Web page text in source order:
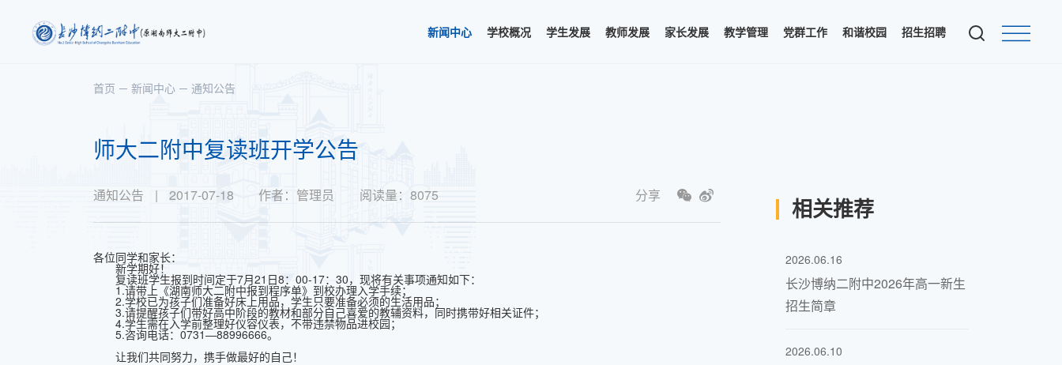
新闻中心 学校概况 学生发展 教师发展 家长发展 教学管理 党群工作 和谐校园 招生招聘
首页 新闻中心 通知公告
师大二附中复读班开学公告
通知公告 | 2017-07-18 作者： 管理员 阅读量： 8075 分享
各位同学和家长：
新学期好！
复读班学生报到时间定于7月21日8：00-17：30，现将有关事项通知如下：
1.请带上《湖南师大二附中报到程序单》到校办理入学手续；
2.学校已为孩子们准备好床上用品，学生只要准备必须的生活用品；
3.请提醒孩子们带好高中阶段的教材和部分自己喜爱的教辅资料，同时携带好相关证件；
4.学生需在入学前整理好仪容仪表，不带违禁物品进校园；
5.咨询电话：0731—88996666。
让我们共同努力，携手做最好的自己！
相关推荐
2026.06.16
长沙博纳二附中2026年高一新生
招生简章
2026.06.10